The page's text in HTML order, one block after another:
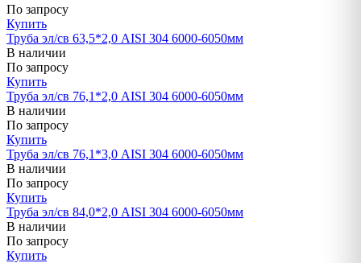
По запросу
Купить
Труба эл/св 63,5*2,0 AISI 304 6000-6050мм
В наличии
По запросу
Купить
Труба эл/св 76,1*2,0 AISI 304 6000-6050мм
В наличии
По запросу
Купить
Труба эл/св 76,1*3,0 AISI 304 6000-6050мм
В наличии
По запросу
Купить
Труба эл/св 84,0*2,0 AISI 304 6000-6050мм
В наличии
По запросу
Купить